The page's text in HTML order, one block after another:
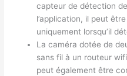
capteur de détection
l’application, il peut
uniquement lorsqu’il
La caméra dotée de
sans fil à un routeur
peut également être